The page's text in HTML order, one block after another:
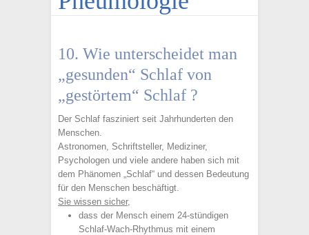
10. Wie unterscheidet man
„gesunden“ Schlaf von
„gestörtem“ Schlaf ?
Der Schlaf fasziniert seit Jahrhunderten den
Menschen.
Astronomen, Schriftsteller, Mediziner,
Psychologen und viele andere haben sich mit
dem Phänomen „Schlaf“ und dessen Bedeutung
für den Menschen beschäftigt.
Sie wissen sicher,
dass der Mensch einem 24-stündigen
Schlaf-Wach-Rhythmus mit einem